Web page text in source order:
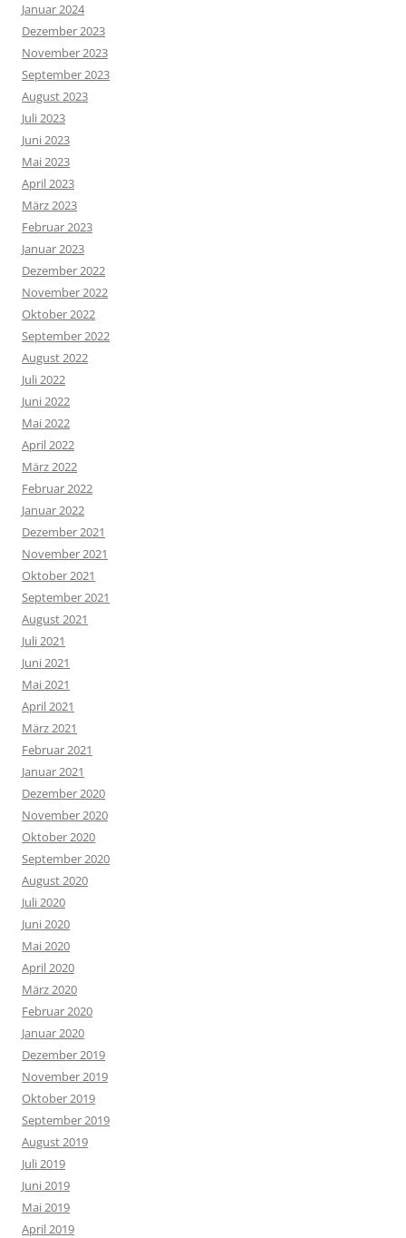
Januar 2024
Dezember 2023
November 2023
September 2023
August 2023
Juli 2023
Juni 2023
Mai 2023
April 2023
März 2023
Februar 2023
Januar 2023
Dezember 2022
November 2022
Oktober 2022
September 2022
August 2022
Juli 2022
Juni 2022
Mai 2022
April 2022
März 2022
Februar 2022
Januar 2022
Dezember 2021
November 2021
Oktober 2021
September 2021
August 2021
Juli 2021
Juni 2021
Mai 2021
April 2021
März 2021
Februar 2021
Januar 2021
Dezember 2020
November 2020
Oktober 2020
September 2020
August 2020
Juli 2020
Juni 2020
Mai 2020
April 2020
März 2020
Februar 2020
Januar 2020
Dezember 2019
November 2019
Oktober 2019
September 2019
August 2019
Juli 2019
Juni 2019
Mai 2019
April 2019